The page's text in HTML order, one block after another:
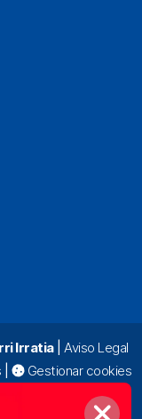
Irratia| Aviso Legal
Gestionar cookies
94 423 92 00|